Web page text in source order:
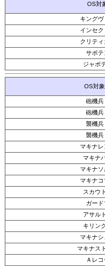
OS対
キング
インセ
クリテ
サボテ
ジャボ
OS対
砲機兵
砲機兵
襲機兵
襲機兵
マキナレ
マキナ
マキナソ
マキナコ
スカウ
ガー
アサル
キリン
マキナシ
マキナス
Ａレ